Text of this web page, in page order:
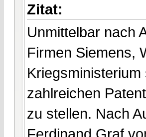
Zitat:
Unmittelbar nach
Firmen Siemens,
zahlreichen
zu stellen. Nach
Ferdinand Graf